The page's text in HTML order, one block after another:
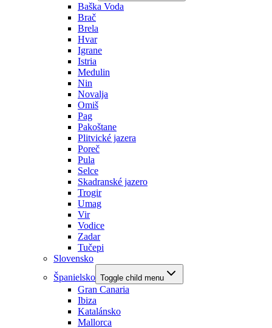
Baška Voda
Brač
Brela
Hvar
Igrane
Istria
Medulin
Nin
Novalja
Omiš
Pag
Pakoštane
Plitvické jazera
Poreč
Pula
Selce
Skadranské jazero
Trogir
Umag
Vir
Vodice
Zadar
Tučepi
Slovensko
Španielsko Toggle child menu
Gran Canaria
Ibiza
Katalánsko
Mallorca